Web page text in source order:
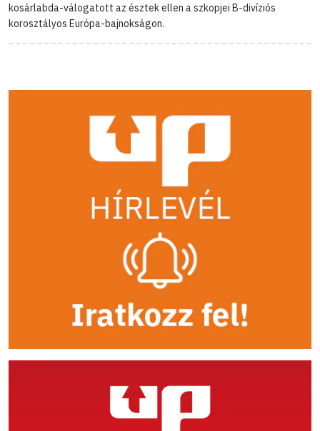
kosárlabda-válogatott az észtek ellen a szkopjei B-divíziós
korosztályos Európa-bajnokságon.